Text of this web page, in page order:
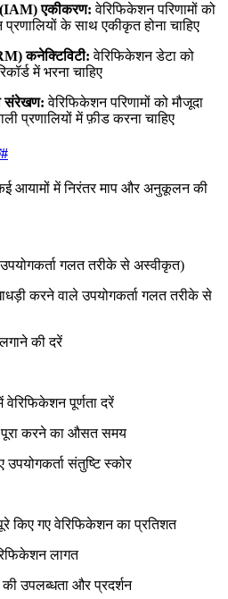
एकीकरण: वेरिफिकेशन परिणामों को
प्रणालियों के साथ एकीकृत होना चाहिए
कनेक्टिविटी: वेरिफिकेशन डेटा को
में भरना चाहिए
संरेखण: वेरिफिकेशन परिणामों को मौजूदा
प्रणालियों में फ़ीड करना चाहिए
#
आयामों में निरंतर माप और अनुकूलन की
गलत तरीके से अस्वीकृत)
करने वाले उपयोगकर्ता गलत तरीके से
की दरें
वेरिफिकेशन पूर्णता दरें
पूरा करने का औसत समय
संतुष्टि स्कोर
किए गए वेरिफिकेशन का प्रतिशत
लागत
उपलब्धता और प्रदर्शन